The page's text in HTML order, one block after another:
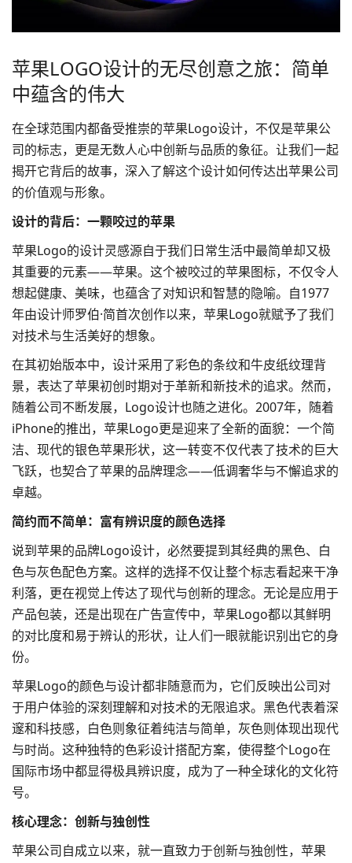
苹果LOGO设计的无尽创意之旅：简单
中蕴含的伟大
在全球范围内都备受推崇的苹果Logo设计，不仅是苹果公
司的标志，更是无数人心中创新与品质的象征。让我们一起
揭开它背后的故事，深入了解这个设计如何传达出苹果公司
的价值观与形象。
设计的背后：一颗咬过的苹果
苹果Logo的设计灵感源自于我们日常生活中最简单却又极
其重要的元素——苹果。这个被咬过的苹果图标，不仅令人
想起健康、美味，也蕴含了对知识和智慧的隐喻。自1977
年由设计师罗伯·简首次创作以来，苹果Logo就赋予了我们
对技术与生活美好的想象。
在其初始版本中，设计采用了彩色的条纹和牛皮纸纹理背
景，表达了苹果初创时期对于革新和新技术的追求。然而，
随着公司不断发展，Logo设计也随之进化。2007年，随着
iPhone的推出，苹果Logo更是迎来了全新的面貌：一个简
洁、现代的银色苹果形状，这一转变不仅代表了技术的巨大
飞跃，也契合了苹果的品牌理念——低调奢华与不懈追求的
卓越。
简约而不简单：富有辨识度的颜色选择
说到苹果的品牌Logo设计，必然要提到其经典的黑色、白
色与灰色配色方案。这样的选择不仅让整个标志看起来干净
利落，更在视觉上传达了现代与创新的理念。无论是应用于
产品包装，还是出现在广告宣传中，苹果Logo都以其鲜明
的对比度和易于辨认的形状，让人们一眼就能识别出它的身
份。
苹果Logo的颜色与设计都非随意而为，它们反映出公司对
于用户体验的深刻理解和对技术的无限追求。黑色代表着深
邃和科技感，白色则象征着纯洁与简单，灰色则体现出现代
与时尚。这种独特的色彩设计搭配方案，使得整个Logo在
国际市场中都显得极具辨识度，成为了一种全球化的文化符
号。
核心理念：创新与独创性
苹果公司自成立以来，就一直致力于创新与独创性，苹果